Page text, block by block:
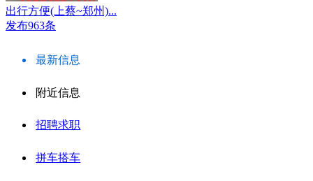
出行方便(上蔡~郑州)...
发布963条
最新信息
附近信息
招聘求职
拼车搭车